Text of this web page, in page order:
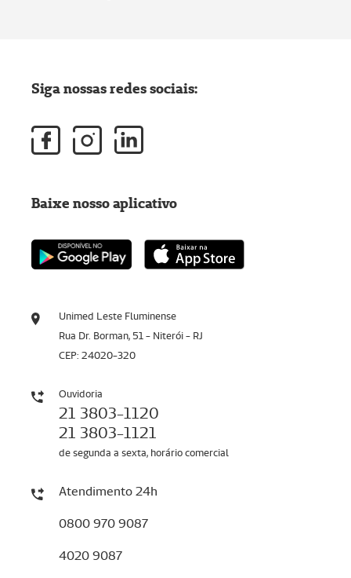
Unimed Leste Fluminense
Rua Dr. Borman, 51 - Niterói - RJ
CEP: 24020-320
Ouvidoria
21 3803-1120
21 3803-1121
de segunda a sexta, horário comercial
Atendimento 24h
0800 970 9087
4020 9087
Siga nossas redes sociais:
Baixe nosso aplicativo